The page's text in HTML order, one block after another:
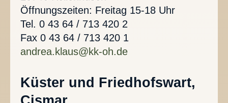
Öffnungszeiten: Freitag 15-18 Uhr
Tel. 0 43 64 / 713 420 2
Fax 0 43 64 / 713 420 1
andrea.klaus@kk-oh.de
Küster und Friedhofswart,